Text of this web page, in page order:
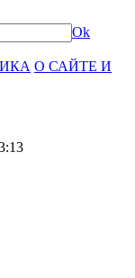
Ok
О САЙТЕ И